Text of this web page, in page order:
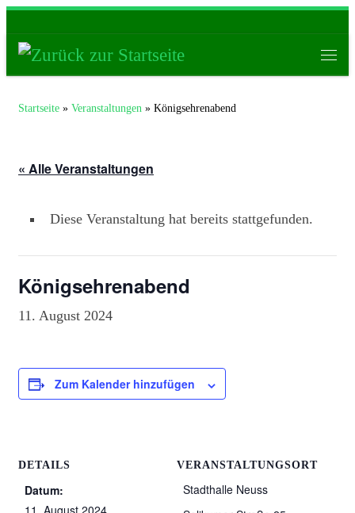
Startseite » Veranstaltungen » Königsehrenabend
« Alle Veranstaltungen
Diese Veranstaltung hat bereits stattgefunden.
Königsehrenabend
11. August 2024
Zum Kalender hinzufügen
DETAILS
Datum:
11. August 2024
VERANSTALTUNGSORT
Stadthalle Neuss